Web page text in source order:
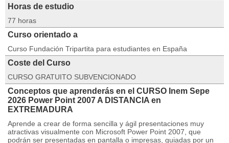
Horas de estudio
77 horas
Curso orientado a
Curso Fundación Tripartita para estudiantes en España
Coste del Curso
CURSO GRATUITO SUBVENCIONADO
Conceptos que aprenderás en el CURSO Inem Sepe
2026 Power Point 2007 A DISTANCIA en
EXTREMADURA
Aprende a crear de forma sencilla y ágil presentaciones muy
atractivas visualmente con Microsoft Power Point 2007, que
podrán ser presentadas en pantalla o impresas, guiadas por un